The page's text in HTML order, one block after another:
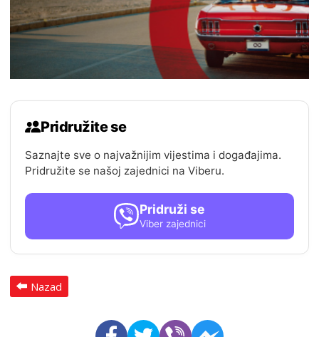
Pridružite se
Saznajte sve o najvažnijim vijestima i događajima.
Pridružite se našoj zajednici na Viberu.
Pridruži se
Viber zajednici
Nazad